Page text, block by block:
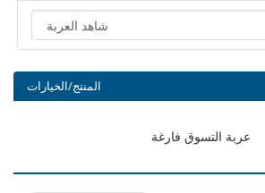
المنتج/الخيارات
عربة التسوق فارغة